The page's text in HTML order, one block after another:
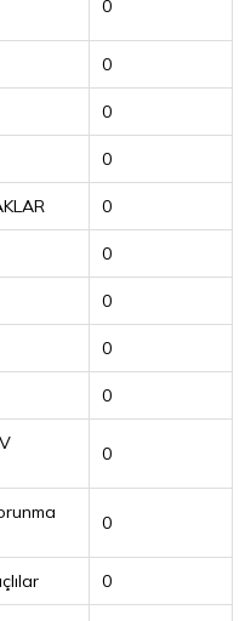
0
0
0
0
0
0
0
0
0
0
0
0